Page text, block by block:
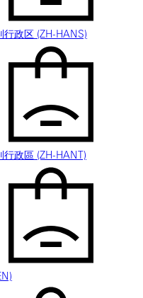
行政区 (ZH-HANS)
行政區 (ZH-HANT)